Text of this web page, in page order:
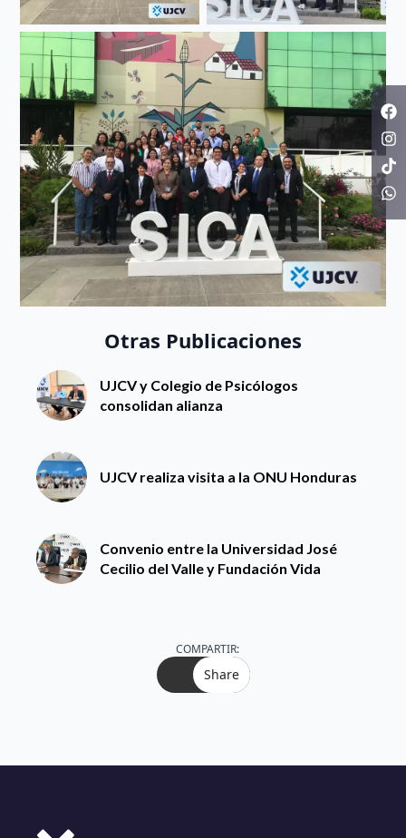
Otras Publicaciones
UJCV y Colegio de Psicólogos
consolidan alianza
UJCV realiza visita a la ONU Honduras
Convenio entre la Universidad José
Cecilio del Valle y Fundación Vida
COMPARTIR:
Share